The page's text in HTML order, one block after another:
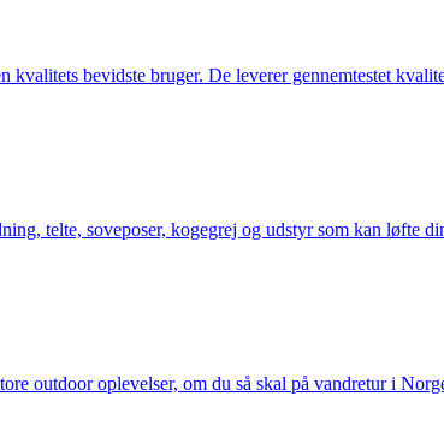
bevidste bruger. De leverer gennemtestet
telte, soveposer, kogegrej og udstyr som kan løfte
outdoor oplevelser, om du så skal på vandretur i